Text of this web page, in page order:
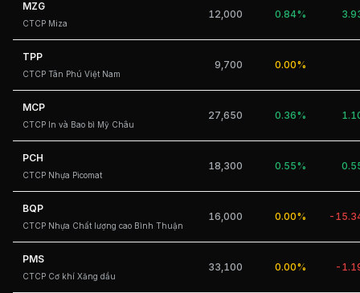
MZG
CTCP Miza
12,000 0.84%
TPP
CTCP Tân Phú Việt Nam
9,700 0.00%
MCP
CTCP In và Bao bì Mỹ Châu
27,650 0.36%
PCH
CTCP Nhựa Picomat
18,300 0.55%
BQP
CTCP Nhựa Chất lượng cao Bình Thuận
16,000 0.00% -
PMS
CTCP Cơ khí Xăng dầu
33,100 0.00% -